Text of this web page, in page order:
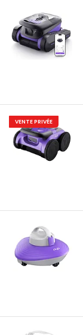
VENTE PRIVÉE